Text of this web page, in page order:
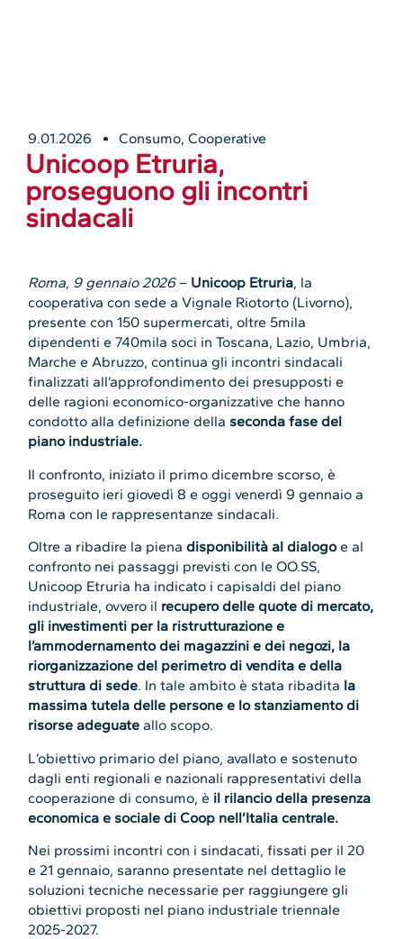
9.01.2026 Consumo,Cooperative
Unicoop Etruria,
proseguono gli incontri
sindacali
Roma, 9 gennaio 2026– Unicoop Etruria, la
cooperativa con sede a Vignale Riotorto (Livorno),
presente con 150 supermercati, oltre 5mila
dipendenti e 740mila soci in Toscana, Lazio, Umbria,
Marche e Abruzzo, continua gli incontri sindacali
finalizzati all’approfondimento dei presupposti e
delle ragioni economico-organizzative che hanno
condotto alla definizione della seconda fase del
piano industriale.
Il confronto, iniziato il primo dicembre scorso, è
proseguito ieri giovedì 8 e oggi venerdì 9 gennaio a
Roma con le rappresentanze sindacali.
Oltre a ribadire la pienadisponibilità al dialogoe al
confronto nei passaggi previsti con le OO.SS,
Unicoop Etruria ha indicato i capisaldi del piano
industriale, ovvero il recupero delle quote di mercato,
gli investimenti per la ristrutturazione e
l’ammodernamento dei magazzini e dei negozi, la
riorganizzazione del perimetro di vendita e della
struttura di sede. In tale ambito è stata ribadita la
massima tutela delle persone e lo stanziamento di
risorse adeguateallo scopo.
L’obiettivo primario del piano, avallato e sostenuto
dagli enti regionali e nazionali rappresentativi della
cooperazione di consumo, è il rilancio della presenza
economica e sociale di Coop nell’Italia centrale.
Nei prossimi incontri con i sindacati, fissati per il 20
e 21 gennaio, saranno presentate nel dettaglio le
soluzioni tecniche necessarie per raggiungere gli
obiettivi proposti nel piano industriale triennale
2025-2027.